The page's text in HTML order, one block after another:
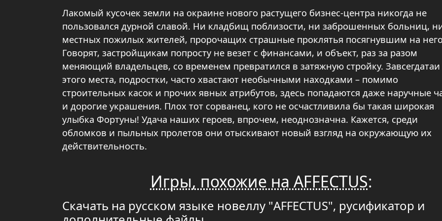
Лакомый кусочек земли на окраине нового растущего бизнес-центра никогда не
пользовался дурной славой. Ни кладбищ поблизости, ни заброшенных больниц,
местных пожилых жителей, пророчащих страшные проклятья посягнувшим на
Говорят, застройщикам попросту не везет с финансами, и объект, раз за разом
меняющий владельцев, со временем превратился в затяжную стройку. Завсегдатаи
этого места, подростки, часто хвастают необычными находками – помимо
строительных касок и прочих явных атрибутов, здесь попадаются даже наручные
и дорогие украшения. Плох тот сорванец, кого не осчастливила бы такая широкая
улыбка Фортуны! Удача наших героев, впрочем, неоднозначна. Кажется, среди
обломков и пыльных пролетов они отыскивают новый взгляд на окружающую их
действительность.
Игры, похожие на AFFECTUS:
Скачать на русском языке новеллу "AFFECTUS", русификатор и